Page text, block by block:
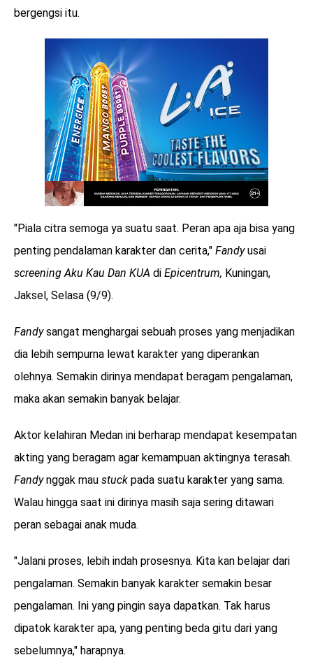
menarik
bergengsi itu.
"Piala citra semoga ya suatu saat. Peran apa aja bisa yang
penting pendalaman karakter dan cerita," Fandyusai
screening Aku Kau Dan KUA di Epicentrum, Kuningan,
Jaksel, Selasa (9/9).
Fandysangat menghargai sebuah proses yang menjadikan
dia lebih sempurna lewat karakter yang diperankan
olehnya. Semakin dirinya mendapat beragam pengalaman,
maka akan semakin banyak belajar.
Aktor kelahiran Medan ini berharap mendapat kesempatan
akting yang beragam agar kemampuan aktingnya terasah.
Fandynggak mau stuck pada suatu karakter yang sama.
Walau hingga saat ini dirinya masih saja sering ditawari
peran sebagai anak muda.
"Jalani proses, lebih indah prosesnya. Kita kan belajar dari
pengalaman. Semakin banyak karakter semakin besar
pengalaman. Ini yang pingin saya dapatkan. Tak harus
dipatok karakter apa, yang penting beda gitu dari yang
sebelumnya," harapnya.